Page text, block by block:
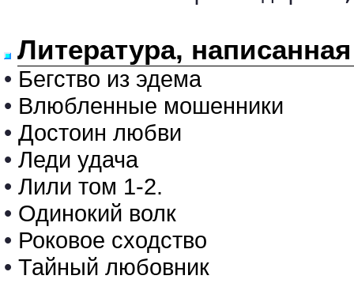
Литература,
• Бегство из эдема
• Влюбленные мошенники
• Достоин любви
• Леди удача
• Лили том 1-2.
• Одинокий волк
• Роковое сходство
• Тайный любовник